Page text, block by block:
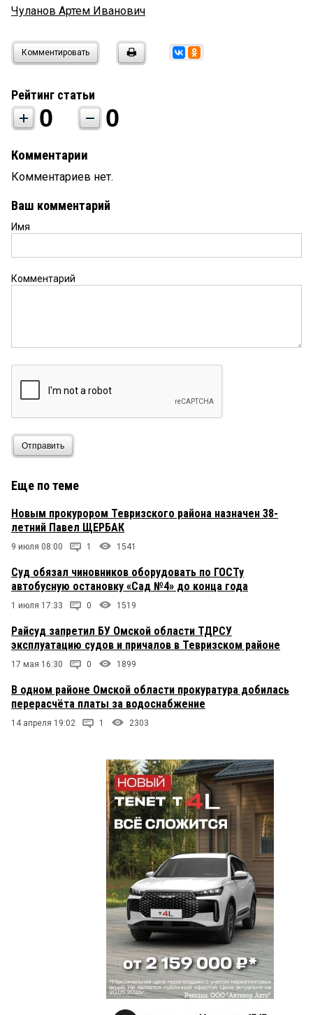
Чуланов Артем Иванович
Комментировать
Рейтинг статьи
0 0
Комментарии
Комментариев нет.
Ваш комментарий
Имя
Комментарий
Отправить
Еще по теме
Новым прокурором Тевризского района назначен 38-
летний Павел ЩЕРБАК
9 июля 08:00 1 1541
Суд обязал чиновников оборудовать по ГОСТу
автобусную остановку «Сад №4» до конца года
1 июля 17:33 0 1519
Райсуд запретил БУ Омской области ТДРСУ
эксплуатацию судов и причалов в Тевризском районе
17 мая 16:30 0 1899
В одном районе Омской области прокуратура добилась
перерасчёта платы за водоснабжение
14 апреля 19:02 1 2303